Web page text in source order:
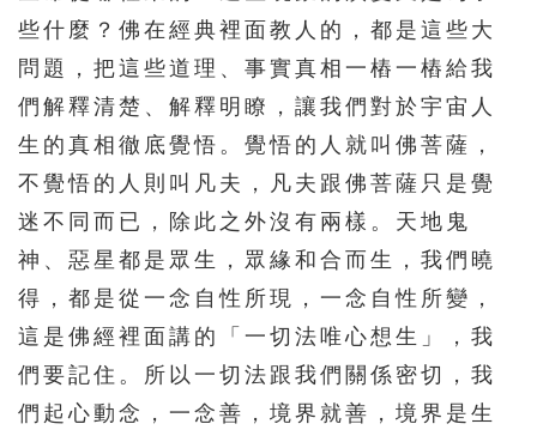
些什麼？佛在經典裡面教人的，都是這些大
問題，把這些道理、事實真相一樁一樁給我
們解釋清楚、解釋明瞭，讓我們對於宇宙人
生的真相徹底覺悟。覺悟的人就叫佛菩薩，
不覺悟的人則叫凡夫，凡夫跟佛菩薩只是覺
迷不同而已，除此之外沒有兩樣。天地鬼
神、惡星都是眾生，眾緣和合而生，我們曉
得，都是從一念自性所現，一念自性所變，
這是佛經裡面講的「一切法唯心想生」，我
們要記住。所以一切法跟我們關係密切，我
們起心動念，一念善，境界就善，境界是生